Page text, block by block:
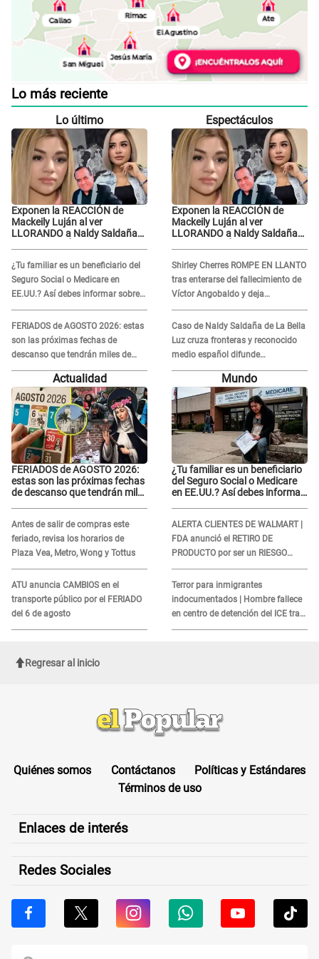
Lo más reciente
Lo último
Exponen la REACCIÓN de
Mackeily Luján al ver
LLORANDO a Naldy Saldaña
¿Tu familiar es un beneficiario del
Seguro Social o Medicare en
EE.UU.? Así debes informar sobre
su muerte para EVITAR COBROS
FERIADOS de AGOSTO 2026: estas
son las próximas fechas de
descanso que tendrán miles de
peruanos
Espectáculos
Exponen la REACCIÓN de
Mackeily Luján al ver
LLORANDO a Naldy Saldaña
Shirley Cherres ROMPE EN LLANTO
tras enterarse del fallecimiento de
Víctor Angobaldo y deja
DESGARRADOR mensaje: "Mi
corazón está roto..."
Caso de Naldy Saldaña de La Bella
Luz cruza fronteras y reconocido
medio español difunde
INDIGNANTE video: "Un hombre
semicalvo que le dobla la edad"
Actualidad
FERIADOS de AGOSTO 2026:
estas son las próximas fechas
de descanso que tendrán miles
Antes de salir de compras este
feriado, revisa los horarios de
Plaza Vea, Metro, Wong y Tottus
ATU anuncia CAMBIOS en el
transporte público por el FERIADO
del 6 de agosto
Mundo
¿Tu familiar es un beneficiario
del Seguro Social o Medicare
en EE.UU.? Así debes informar
ALERTA CLIENTES DE WALMART |
FDA anunció el RETIRO DE
PRODUCTO por ser un RIESGO
MORTAL para consumidores: ¿Cuál
es?
Terror para inmigrantes
indocumentados | Hombre fallece
en centro de detención del ICE tras
sufrir una "emergencia médica"
Regresar al inicio
Quiénes somos Contáctanos
Políticas y Estándares
Términos de uso
Enlaces de interés
Redes Sociales